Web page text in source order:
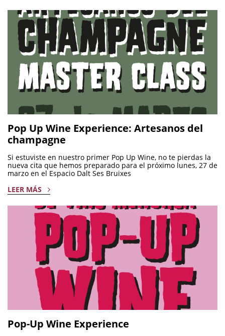
Pop Up Wine Experience: Artesanos del
champagne
Si estuviste en nuestro primer Pop Up Wine, no te pierdas la
nueva cita que hemos preparado para el próximo lunes, 27 de
marzo en el Espacio Dalt Ses Bruixes
LEER MÁS
Pop-Up Wine Experience